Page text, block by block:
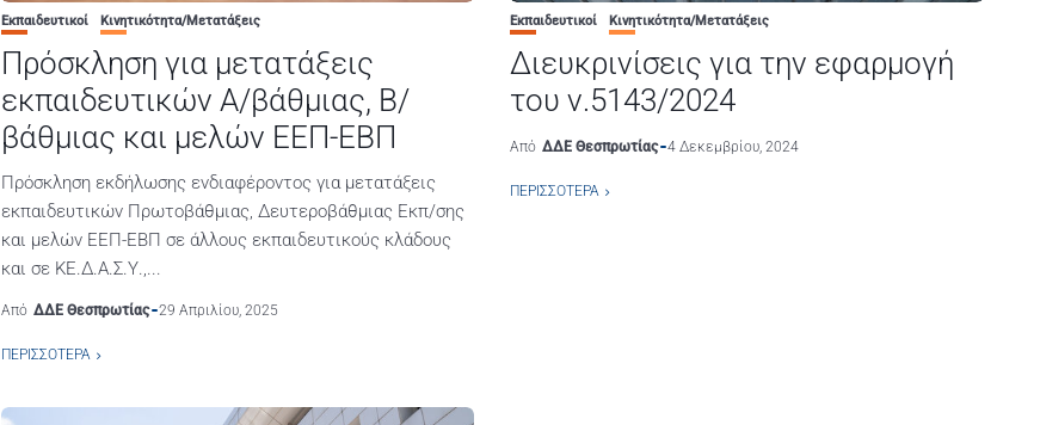
Εκπαιδευτικοί Κινητικότητα/Μετατάξεις
Πρόσκληση για μετατάξεις
εκπαιδευτικών Α/βάθμιας, Β/
βάθμιας και μελών ΕΕΠ-ΕΒΠ
Πρόσκληση εκδήλωσης ενδιαφέροντος για μετατάξεις
εκπαιδευτικών Πρωτοβάθμιας, Δευτεροβάθμιας Εκπ/σης
και μελών ΕΕΠ-ΕΒΠ σε άλλους εκπαιδευτικούς κλάδους
και σε ΚΕ.Δ.Α.Σ.Υ.,...
Από ΔΔΕ Θεσπρωτίας 29 Απριλίου, 2025
ΠΕΡΙΣΣΌΤΕΡΑ
Εκπαιδευτικοί Κινητικότητα/Μετατάξεις
Διευκρινίσεις για την εφαρμογή
του ν.5143/2024
Από ΔΔΕ Θεσπρωτίας 4 Δεκεμβρίου, 2024
ΠΕΡΙΣΣΌΤΕΡΑ